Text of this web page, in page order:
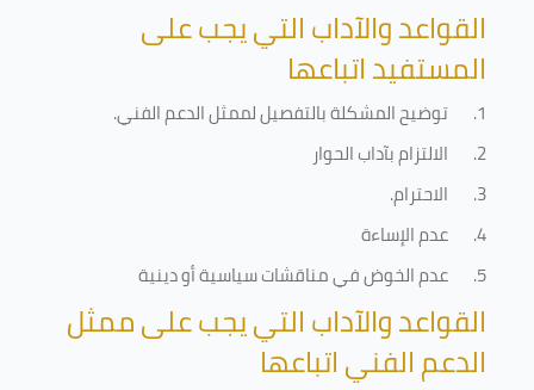
القواعد والآداب التي يجب على
المستفيد اتباعها
1. توضيح المشكلة بالتفصيل لممثل الدعم الفني.
2.
الالتزام بآداب الحوار
3.
الاحترام.
4.
عدم الإساءة
5.
عدم الخوض في مناقشات سياسية أو دينية
القواعد والآداب التي يجب على ممثل
الدعم الفني اتباعها